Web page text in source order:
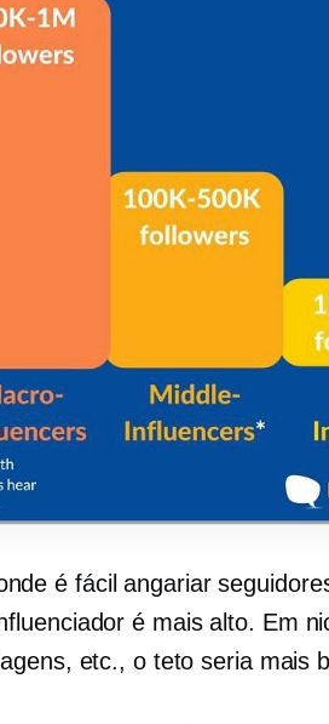
é fácil angariar
é mais alto. Em
etc., o teto seria mais